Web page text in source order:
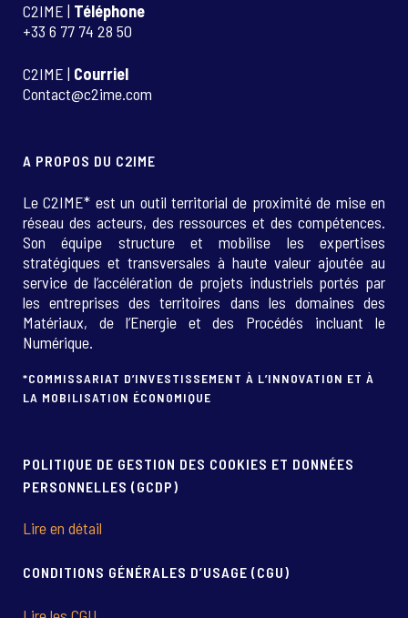
C2IME | Téléphone
+33 6 77 74 28 50
C2IME | Courriel
Contact@c2ime.com
A PROPOS DU C2IME
Le C2IME* est un outil territorial de proximité de mise en
réseau des acteurs, des ressources et des compétences.
Son équipe structure et mobilise les expertises
stratégiques et transversales à haute valeur ajoutée au
service de l’accélération de projets industriels portés par
les entreprises des territoires dans les domaines des
Matériaux, de l’Energie et des Procédés incluant le
Numérique.
*COMMISSARIAT D’INVESTISSEMENT À L’INNOVATION ET À
LA MOBILISATION ÉCONOMIQUE
POLITIQUE DE GESTION DES COOKIES ET DONNÉES
PERSONNELLES (GCDP)
Lire en détail
CONDITIONS GÉNÉRALES D’USAGE (CGU)